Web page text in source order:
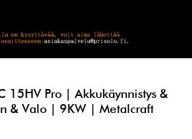
15HV Pro | Akkukäynnistys &
& Valo | 9KW | Metalcraft